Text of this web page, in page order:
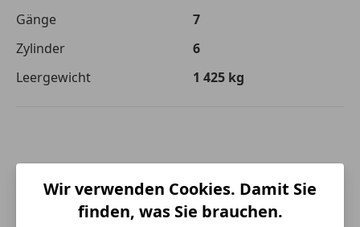
Gänge
7
Zylinder
6
Leergewicht
1 425 kg
Wir verwenden Cookies. Damit Sie
finden, was Sie brauchen.